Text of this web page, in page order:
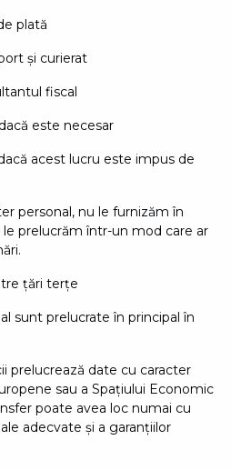
plată
și curierat
fiscal
este necesar
acest lucru este impus de
personal, nu le furnizăm în
prelucrăm într-un mod care ar
țări terțe
sunt prelucrate în principal în
prelucrează date cu caracter
sau a Spațiului Economic
poate avea loc numai cu
adecvate și a garanțiilor